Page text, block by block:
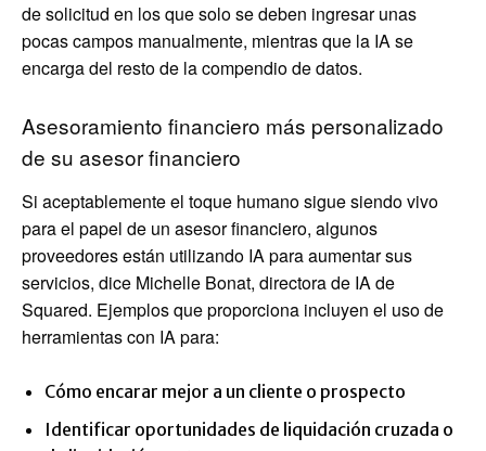
de solicitud en los que solo se deben ingresar unas
pocas campos manualmente, mientras que la IA se
encarga del resto de la compendio de datos.
Asesoramiento financiero más personalizado
de su asesor financiero
Si aceptablemente el toque humano sigue siendo vivo
para el papel de un asesor financiero, algunos
proveedores están utilizando IA para aumentar sus
servicios, dice Michelle Bonat, directora de IA de
Squared. Ejemplos que proporciona incluyen el uso de
herramientas con IA para:
Cómo encarar mejor a un cliente o prospecto
Identificar oportunidades de liquidación cruzada o